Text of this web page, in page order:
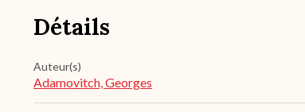
Détails
Auteur(s)
Adamovitch, Georges